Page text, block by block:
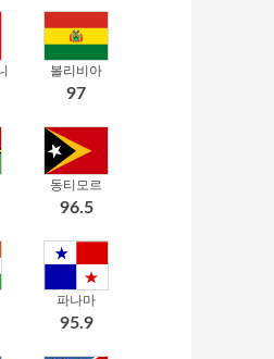
볼리비아
97
동티모르
96.5
파나마
95.9